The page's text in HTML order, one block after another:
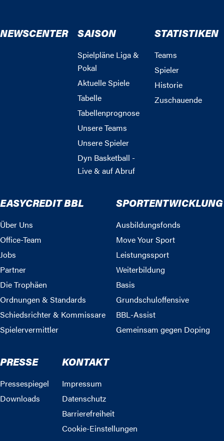
NEWSCENTER SAISON
Spielpläne Liga &
Pokal
Aktuelle Spiele
Tabelle
Tabellenprognose
Unsere Teams
Unsere Spieler
Dyn Basketball -
Live & auf Abruf
STATISTIKEN
Teams
Spieler
Historie
Zuschauende
EASYCREDIT BBL
Über Uns
Office-Team
Jobs
Partner
Die Trophäen
Ordnungen & Standards
Schiedsrichter & Kommissare
Spielervermittler
SPORTENTWICKLUNG
Ausbildungsfonds
Move Your Sport
Leistungssport
Weiterbildung
Basis
Grundschuloffensive
BBL-Assist
Gemeinsam gegen Doping
PRESSE
Pressespiegel
Downloads
KONTAKT
Impressum
Datenschutz
Barrierefreiheit
Cookie-Einstellungen